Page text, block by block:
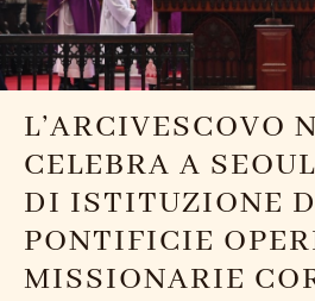
L’ARCIVESCOVO
CELEBRA A
DI ISTITUZIONE
PONTIFICIE
MISSIONARIE